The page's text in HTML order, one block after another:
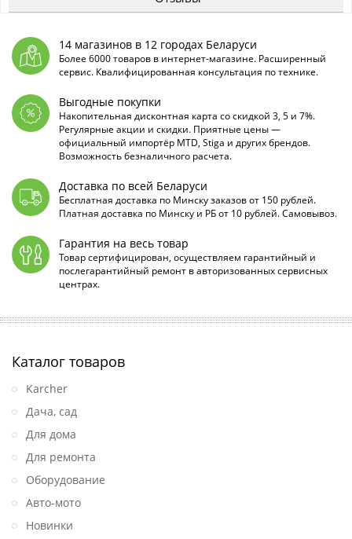
14 магазинов в 12 городах Беларуси
Более 6000 товаров в интернет-магазине. Расширенный
сервис. Квалифицированная консультация по технике.
Выгодные покупки
Накопительная дисконтная карта со скидкой 3, 5 и 7%.
Регулярные акции и скидки. Приятные цены —
официальный импортёр MTD, Stiga и других брендов.
Возможность безналичного расчета.
Доставка по всей Беларуси
Бесплатная доставка по Минску заказов от 150 рублей.
Платная доставка по Минску и РБ от 10 рублей. Самовывоз.
Гарантия на весь товар
Товар сертифицирован, осуществляем гарантийный и
послегарантийный ремонт в авторизованных сервисных
центрах.
Каталог товаров
Karcher
Дача, сад
Для дома
Для ремонта
Оборудование
Авто-мото
Новинки